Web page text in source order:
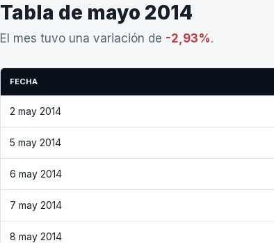
Tabla de mayo 2014
El mes tuvo una variación de -2,93%.
FECHA
2 may 2014
5 may 2014
6 may 2014
7 may 2014
8 may 2014